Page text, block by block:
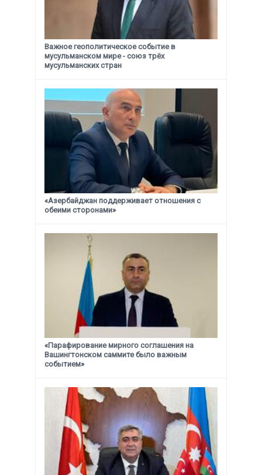
Важное геополитическое событие в
мусульманском мире - союз трёх
мусульманских стран
«Азербайджан поддерживает отношения с
обеими сторонами»
«Парафирование мирного соглашения на
Вашингтонском саммите было важным
событием»